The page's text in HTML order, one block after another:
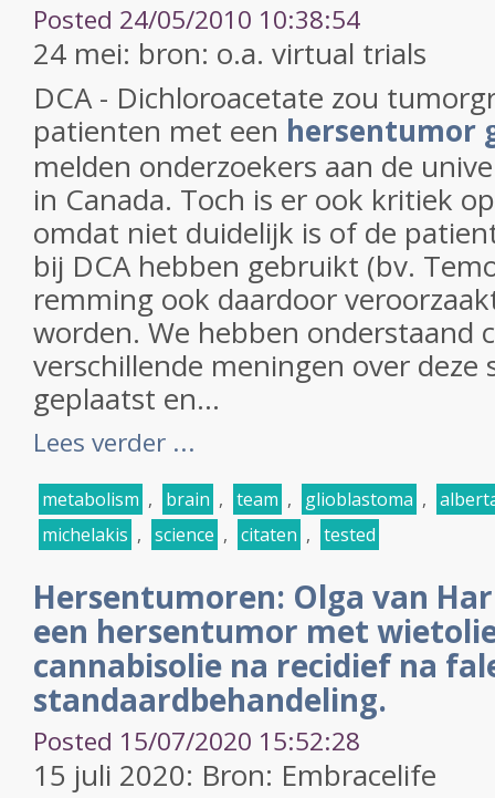
Posted 24/05/2010 10:38:54
24 mei: bron: o.a. virtual trials
DCA - Dichloroacetate zou
patienten met een hersentumor
melden onderzoekers aan de
in Canada. Toch is er ook kritiek
omdat niet duidelijk is of de
bij DCA hebben gebruikt (bv.
remming ook daardoor
worden. We hebben onderstaand
verschillende meningen over deze
geplaatst en...
Lees verder ...
metabolism , brain , team , glioblastoma ,
michelakis , science , citaten , tested
Hersentumoren: Olga van
een hersentumor met
cannabisolie na recidief na
standaardbehandeling.
Posted 15/07/2020 15:52:28
15 juli 2020: Bron: Embracelife